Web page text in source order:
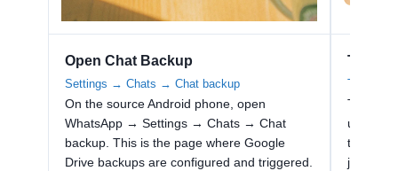
Open Chat Backup
Settings → Chats → Chat backup
On the source Android phone, open
WhatsApp → Settings → Chats → Chat
backup. This is the page where Google
Drive backups are configured and triggered.
Tap
Trigger
Tap
uploads
to the
just